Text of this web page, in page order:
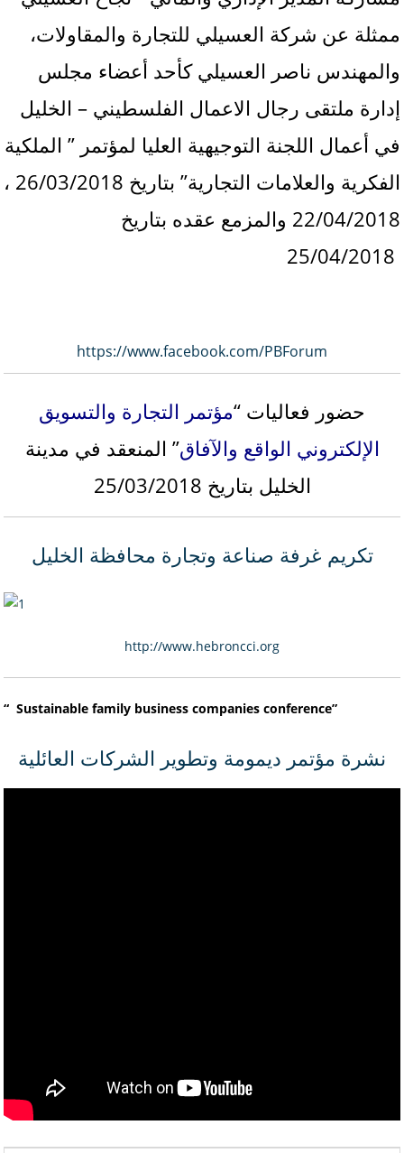
ممثلة عن شركة العسيلي للتجارة والمقاولات،
والمهندس ناصر العسيلي كأحد أعضاء مجلس
إدارة ملتقى رجال الاعمال الفلسطيني – الخليل
في أعمال اللجنة التوجيهية العليا لمؤتمر ” الملكية
الفكرية والعلامات التجارية” بتاريخ 26/03/2018 ،
22/04/2018 والمزمع عقده بتاريخ
https://www.facebook.com/PBForum
حضور فعاليات “مؤتمر التجارة والتسويق
الإلكتروني الواقع والآفاق” المنعقد في مدينة
الخليل بتاريخ 25/03/2018
تكريم غرفة صناعة وتجارة محافظة الخليل
http://www.hebroncci.org
“ Sustainable family business companies conference”
نشرة مؤتمر ديمومة وتطوير الشركات العائلية